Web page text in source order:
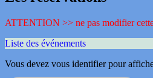
ATTENTION >> ne pas modifier
Liste des événements
Vous devez vous identifier pour